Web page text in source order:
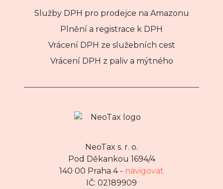
Služby DPH pro prodejce na Amazonu
Plnění a registrace k DPH
Vrácení DPH ze služebních cest
Vrácení DPH z paliv a mýtného
NeoTax s. r. o.
Pod Děkankou 1694/4
140 00 Praha 4 - navigovat
IČ: 02189909